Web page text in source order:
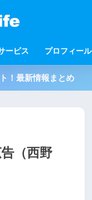
ービス プロフィール
！最新情報まとめ
（西野